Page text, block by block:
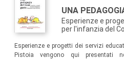
UNA
Esperienze e
per l'infanzia del
Esperienze e progetti dei servizi
Pistoia vengono qui presentati